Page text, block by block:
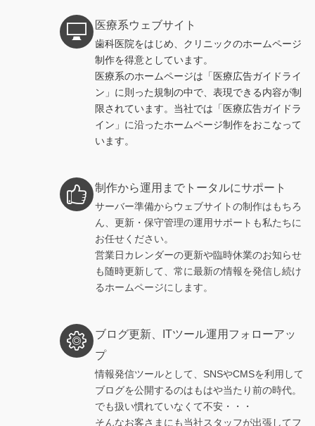
医療系ウェブサイト
歯科医院をはじめ、クリニックのホームページ
制作を得意としています。
医療系のホームページは「医療広告ガイドライ
ン」に則った規制の中で、表現できる内容が制
限されています。当社では「医療広告ガイドラ
イン」に沿ったホームページ制作をおこなって
います。
制作から運用までトータルにサポート
サーバー準備からウェブサイトの制作はもちろ
ん、更新・保守管理の運用サポートも私たちに
お任せください。
営業日カレンダーの更新や臨時休業のお知らせ
も随時更新して、常に最新の情報を発信し続け
るホームページにします。
ブログ更新、ITツール運用フォローアッ
プ
情報発信ツールとして、SNSやCMSを利用して
ブログを公開するのはもはや当たり前の時代。
でも扱い慣れていなくて不安・・・
そんなお客さまにも当社スタッフが出張してフ